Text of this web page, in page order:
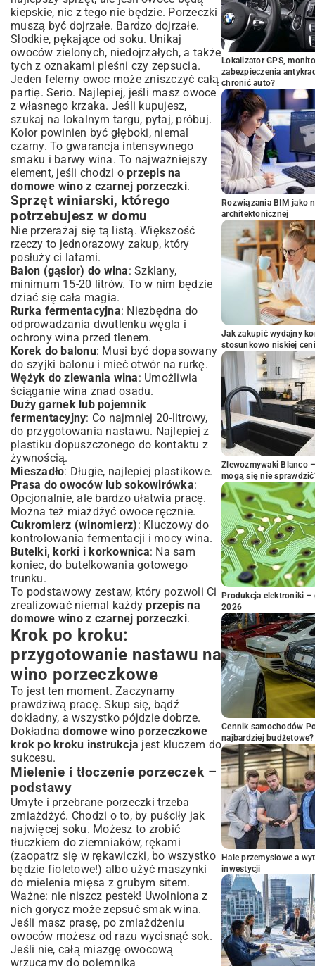
kiepskie, nic z tego nie będzie. Porzeczki
muszą być dojrzałe. Bardzo dojrzałe.
Słodkie, pękające od soku. Unikaj
owoców zielonych, niedojrzałych, a także
tych z oznakami pleśni czy zepsucia.
Jeden felerny owoc może zniszczyć całą
partię. Serio. Najlepiej, jeśli masz owoce
z własnego krzaka. Jeśli kupujesz,
szukaj na lokalnym targu, pytaj, próbuj.
Kolor powinien być głęboki, niemal
czarny. To gwarancja intensywnego
smaku i barwy wina. To najważniejszy
element, jeśli chodzi o przepis na
domowe wino z czarnej porzeczki.
Sprzęt winiarski, którego
potrzebujesz w domu
Nie przerażaj się tą listą. Większość
rzeczy to jednorazowy zakup, który
posłuży ci latami.
Balon (gąsior) do wina: Szklany,
minimum 15-20 litrów. To w nim będzie
dziać się cała magia.
Rurka fermentacyjna: Niezbędna do
odprowadzania dwutlenku węgla i
ochrony wina przed tlenem.
Korek do balonu: Musi być dopasowany
do szyjki balonu i mieć otwór na rurkę.
Wężyk do zlewania wina: Umożliwia
ściąganie wina znad osadu.
Duży garnek lub pojemnik
fermentacyjny: Co najmniej 20-litrowy,
do przygotowania nastawu. Najlepiej z
plastiku dopuszczonego do kontaktu z
żywnością.
Mieszadło: Długie, najlepiej plastikowe.
Prasa do owoców lub sokowirówka:
Opcjonalnie, ale bardzo ułatwia pracę.
Można też miażdżyć owoce ręcznie.
Cukromierz (winomierz): Kluczowy do
kontrolowania fermentacji i mocy wina.
Butelki, korki i korkownica: Na sam
koniec, do butelkowania gotowego
trunku.
To podstawowy zestaw, który pozwoli Ci
zrealizować niemal każdyprzepis na
domowe wino z czarnej porzeczki.
Krok po kroku:
przygotowanie nastawu na
wino porzeczkowe
To jest ten moment. Zaczynamy
prawdziwą pracę. Skup się, bądź
dokładny, a wszystko pójdzie dobrze.
Dokładnadomowe wino porzeczkowe
krok po kroku instrukcja jest kluczem do
sukcesu.
Mielenie i tłoczenie porzeczek –
podstawy
Umyte i przebrane porzeczki trzeba
zmiażdżyć. Chodzi o to, by puściły jak
najwięcej soku. Możesz to zrobić
tłuczkiem do ziemniaków, rękami
(zaopatrz się w rękawiczki, bo wszystko
będzie fioletowe!) albo użyć maszynki
do mielenia mięsa z grubym sitem.
Ważne: nie niszcz pestek! Uwolniona z
nich gorycz może zepsuć smak wina.
Jeśli masz prasę, po zmiażdżeniu
owoców możesz od razu wycisnąć sok.
Jeśli nie, całą miazgę owocową
wrzucamy do pojemnika
Lokalizator GPS,
zabezpieczenia
chronić auto?
Rozwiązania BIM jako
architektonicznej
Jak zakupić wydajny
stosunkowo niskiej
Zlewozmywaki Blanco
mogą się nie
Produkcja elektroniki –
2026
Cennik samochodów
najbardziej budżetowe?
Hale przemysłowe a
inwestycji